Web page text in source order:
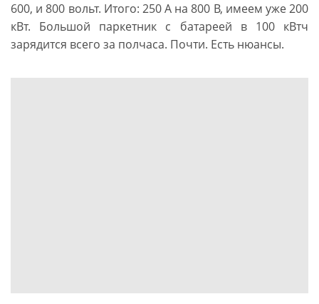
600, и 800 вольт. Итого: 250 А на 800 В, имеем уже 200
кВт. Большой паркетник с батареей в 100 кВтч
зарядится всего за полчаса. Почти. Есть нюансы.